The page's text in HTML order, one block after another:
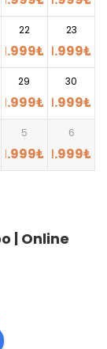
22
1.999₺
23
1.999₺
29
1.999₺
30
1.999₺
5
1.999₺
6
1.999₺
| Online